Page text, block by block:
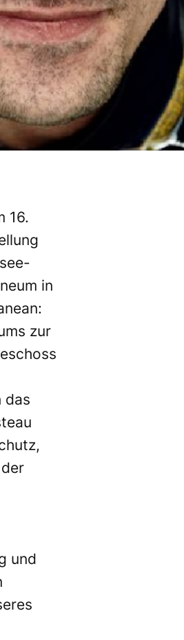
16.
in
zur
das
und